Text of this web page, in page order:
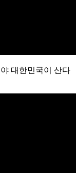
대한민국이 산다